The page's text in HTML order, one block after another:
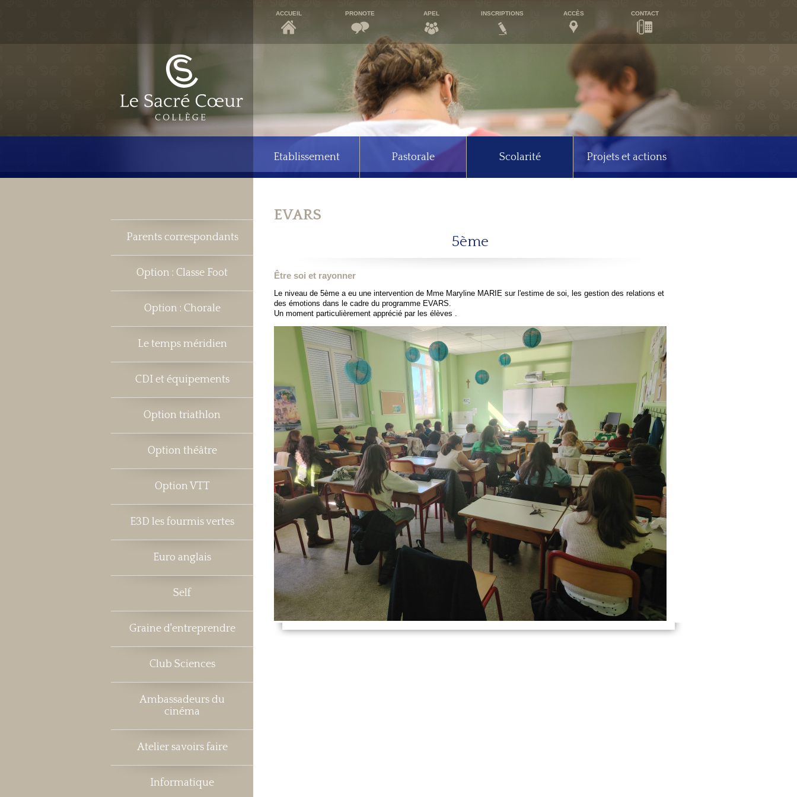
ACCUEIL PRONOTE APEL INSCRIPTIONS ACCÈS CONTACT
Etablissement Pastorale Scolarité Projets et actions
Parents correspondants
Option : Classe Foot
Option : Chorale
Le temps méridien
CDI et équipements
Option triathlon
Option théâtre
Option VTT
E3D les fourmis vertes
Euro anglais
Self
Graine d'entreprendre
Club Sciences
Ambassadeurs du
cinéma
Atelier savoirs faire
Informatique
EVARS
5ème
Être soi et rayonner
Le niveau de 5ème a eu une intervention de Mme Maryline MARIE sur l'estime de soi, les gestion des relations et
des émotions dans le cadre du programme EVARS.
Un moment particulièrement apprécié par les élèves .